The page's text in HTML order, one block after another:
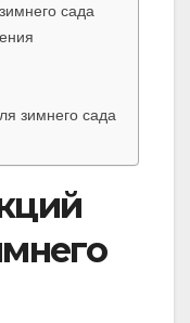
сада
зимнего сада